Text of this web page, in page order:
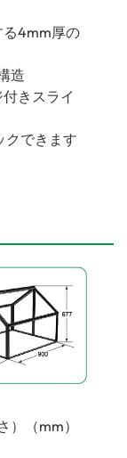
る4mm厚の
造
きスライ
クできます
（mm）